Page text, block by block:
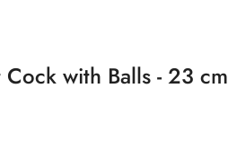
with Balls - 23 cm